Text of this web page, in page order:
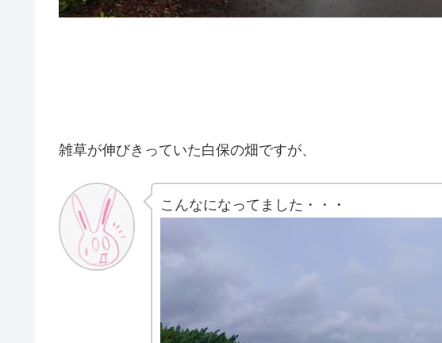
雑草が伸びきっていた白保の畑ですが、
こんなになってました・・・